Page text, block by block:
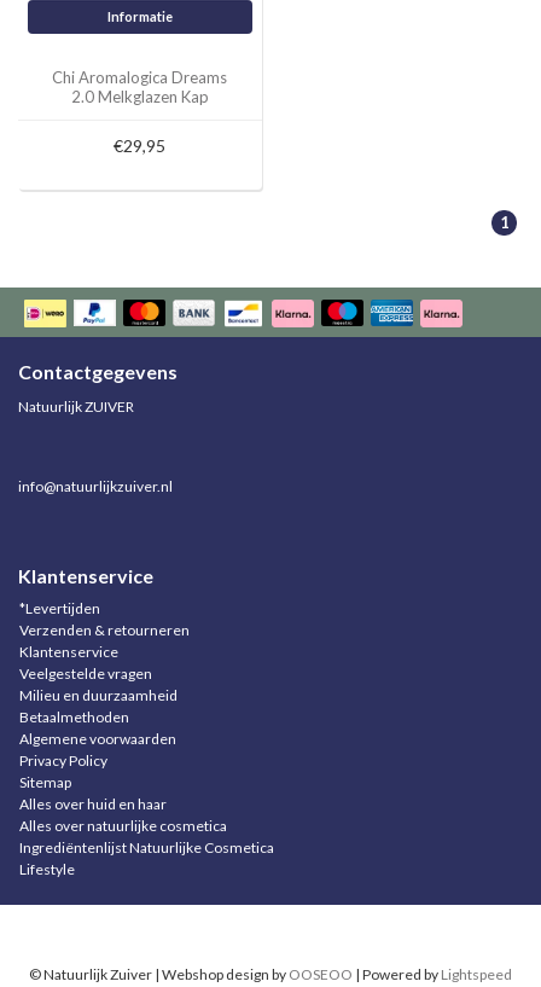
Informatie
Chi Aromalogica Dreams
2.0 Melkglazen Kap
€29,95
1
Contactgegevens
Natuurlijk ZUIVER
info@natuurlijkzuiver.nl
Klantenservice
*Levertijden
Verzenden & retourneren
Klantenservice
Veelgestelde vragen
Milieu en duurzaamheid
Betaalmethoden
Algemene voorwaarden
Privacy Policy
Sitemap
Alles over huid en haar
Alles over natuurlijke cosmetica
Ingrediëntenlijst Natuurlijke Cosmetica
Lifestyle
© Natuurlijk Zuiver | Webshop design by OOSEOO | Powered by Lightspeed